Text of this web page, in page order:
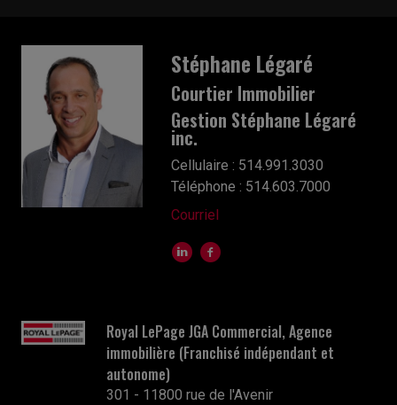
Stéphane Légaré
Courtier Immobilier
Gestion Stéphane Légaré
inc.
Cellulaire : 514.991.3030
Téléphone : 514.603.7000
Courriel
Royal LePage JGA Commercial, Agence
immobilière (Franchisé indépendant et
autonome)
301 - 11800 rue de l'Avenir